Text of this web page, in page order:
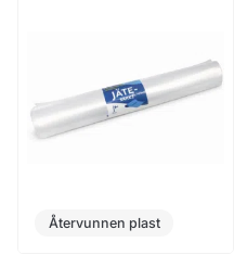
Återvunnen plast